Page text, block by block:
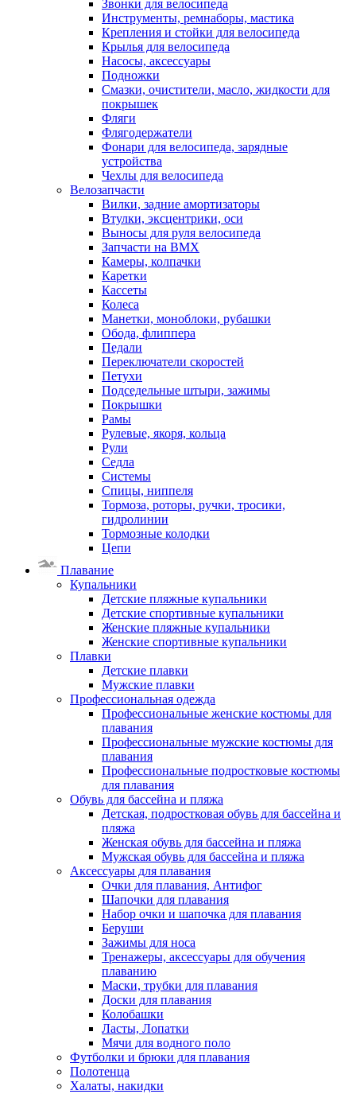
Звонки для велосипеда
Инструменты, ремнаборы, мастика
Крепления и стойки для велосипеда
Крылья для велосипеда
Насосы, аксессуары
Подножки
Смазки, очистители, масло, жидкости для
покрышек
Фляги
Флягодержатели
Фонари для велосипеда, зарядные
устройства
Чехлы для велосипеда
Велозапчасти
Вилки, задние амортизаторы
Втулки, эксцентрики, оси
Выносы для руля велосипеда
Запчасти на BMX
Камеры, колпачки
Каретки
Кассеты
Колеса
Манетки, моноблоки, рубашки
Обода, флиппера
Педали
Переключатели скоростей
Петухи
Подседельные штыри, зажимы
Покрышки
Рамы
Рулевые, якоря, кольца
Рули
Седла
Системы
Спицы, ниппеля
Тормоза, роторы, ручки, тросики,
гидролинии
Тормозные колодки
Цепи
Плавание
Купальники
Детские пляжные купальники
Детские спортивные купальники
Женские пляжные купальники
Женские спортивные купальники
Плавки
Детские плавки
Мужские плавки
Профессиональная одежда
Профессиональные женские костюмы для
плавания
Профессиональные мужские костюмы для
плавания
Профессиональные подростковые костюмы
для плавания
Обувь для бассейна и пляжа
Детская, подростковая обувь для бассейна и
пляжа
Женская обувь для бассейна и пляжа
Мужская обувь для бассейна и пляжа
Аксессуары для плавания
Очки для плавания, Антифог
Шапочки для плавания
Набор очки и шапочка для плавания
Беруши
Зажимы для носа
Тренажеры, аксессуары для обучения
плаванию
Маски, трубки для плавания
Доски для плавания
Колобашки
Ласты, Лопатки
Мячи для водного поло
Футболки и брюки для плавания
Полотенца
Халаты, накидки